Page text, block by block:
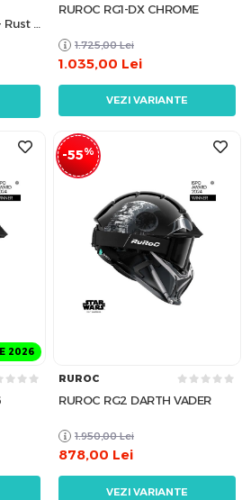
/
RUROC RG1-DX CHROME
1.725,00 Lei
1.035,00 Lei
VEZI VARIANTE
2026
-55%
RUROC
RUROC RG2 DARTH VADER
1.950,00 Lei
878,00 Lei
VEZI VARIANTE